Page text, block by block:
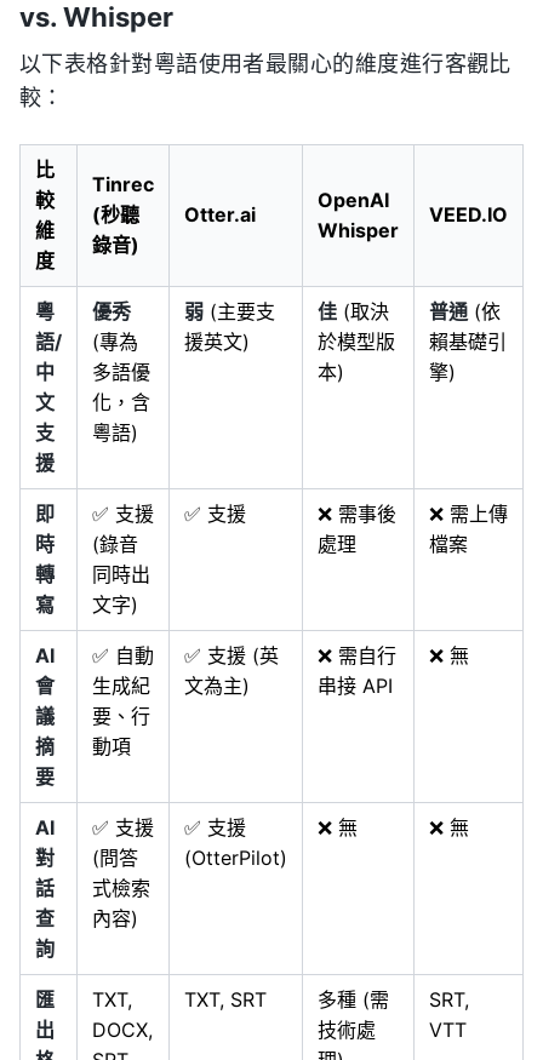
vs. Whisper
以下表格針對粵語使用者最關心的維度進行客觀比
較：
比
較
維
度
Tinrec
(秒聽
錄音)
Otter.ai
OpenAI
Whisper
VEED.IO
粵
語/
中
文
支
援
優秀
(專為
多語優
化，含
粵語)
弱 (主要支
援英文)
佳 (取決
於模型版
本)
普通 (依
賴基礎引
擎)
即
時
轉
寫
✅ 支援
(錄音
同時出
文字)
✅ 支援
❌ 需事後
處理
❌ 需上傳
檔案
AI
會
議
摘
要
✅ 自動
生成紀
要、行
動項
✅ 支援 (英
文為主)
❌ 需自行
串接 API
❌ 無
AI
對
話
查
詢
✅ 支援
(問答
式檢索
內容)
✅ 支援
(OtterPilot)
❌ 無 ❌ 無
匯
出
TXT,
DOCX,
TXT, SRT
多種 (需
技術處
SRT,
VTT